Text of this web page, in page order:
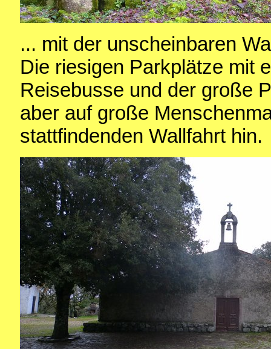
... mit der unscheinbaren
Die riesigen Parkplätze mit
Reisebusse und der große
aber auf große
stattfindenden Wallfahrt hin.